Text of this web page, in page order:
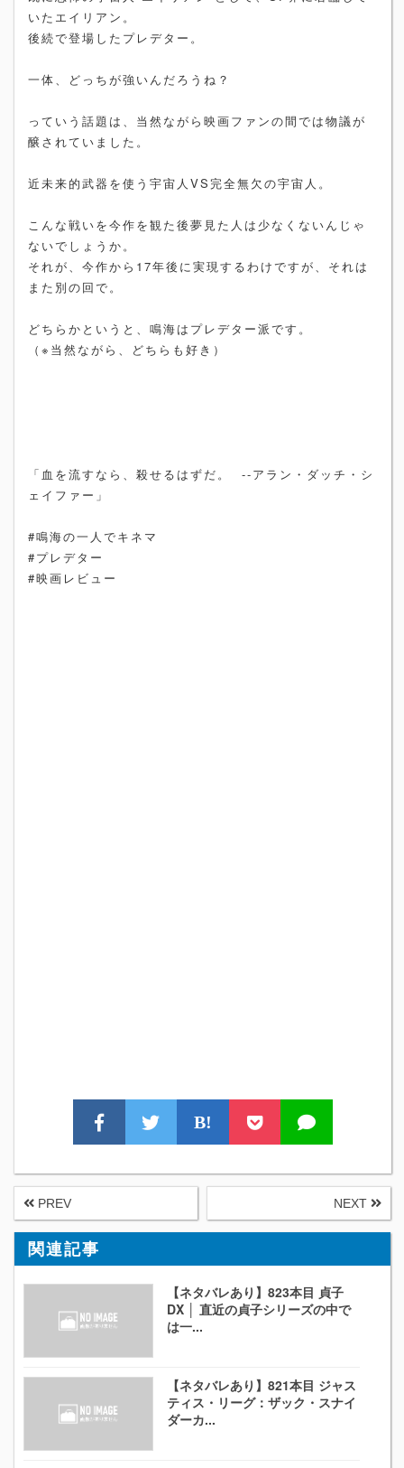
いたエイリアン。
後続で登場したプレデター。
一体、どっちが強いんだろうね？
っていう話題は、当然ながら映画ファンの間では物議が
醸されていました。
近未来的武器を使う宇宙人VS完全無欠の宇宙人。
こんな戦いを今作を観た後夢見た人は少なくないんじゃ
ないでしょうか。
それが、今作から17年後に実現するわけですが、それは
また別の回で。
どちらかというと、鳴海はプレデター派です。
（※当然ながら、どちらも好き）
「血を流すなら、殺せるはずだ。 --アラン・ダッチ・シ
ェイファー」
#鳴海の一人でキネマ
#プレデター
#映画レビュー
B!
PREV NEXT
関連記事
【ネタバレあり】823本目 貞子
DX │ 直近の貞子シリーズの中で
は一...
【ネタバレあり】821本目 ジャス
ティス・リーグ：ザック・スナイ
ダーカ...